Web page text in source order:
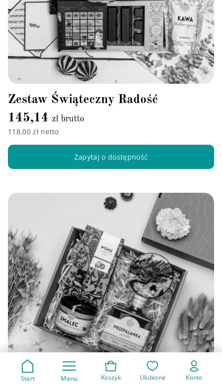
Zestaw Świąteczny Radość
145,14 zł brutto
118,00 zł netto
Zapytaj o dostępność
Start Menu Koszyk Ulubione Konto